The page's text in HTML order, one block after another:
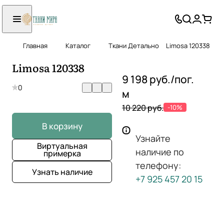
Главная Каталог Ткани Детально Limosa 120338
Limosa 120338
0
В корзину
Виртуальная
примерка
Узнать наличие
9 198 руб./пог.
м
10 220 руб. -10%
Узнайте
наличие по
телефону:
+7 925 457 20 15